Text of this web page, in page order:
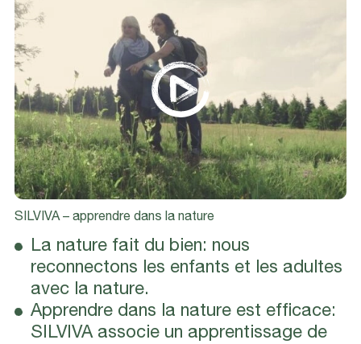
SILVIVA – apprendre dans la nature
La nature fait du bien: nous
reconnectons les enfants et les adultes
avec la nature.
Apprendre dans la nature est efficace:
SILVIVA associe un apprentissage de